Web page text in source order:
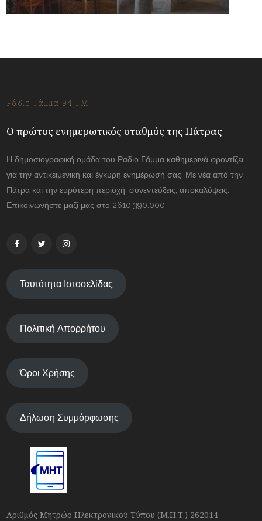
Ράδιο Γάμμα 94 FM
Ο πρώτος ενημερωτικός σταθμός της Πάτρας
Η δημοσιογραφική ομάδα του Ραδιο Γάμμα καθημερινά φροντίζει
για την αντικειμενική και έγκυρη ενημέρωσή σας. Με νέα από την
Πάτρα και την ευρύτερη περιοχή, συνεντεύξεις, αποκαλύψεις.
Επικοινωνήστε μαζί μας στο 2610.390.000
Ταυτότητα Ιστοσελίδας
Πολιτική Απορρήτου
Όροι Χρήσης
Δήλωση Συμμόρφωσης
Αριθμός Μητρώο Ηλεκτρονικού Τύπου (Μ.Η.Τ.) 262014